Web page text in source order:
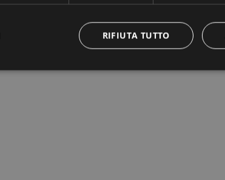
RIFIUTA TUTTO